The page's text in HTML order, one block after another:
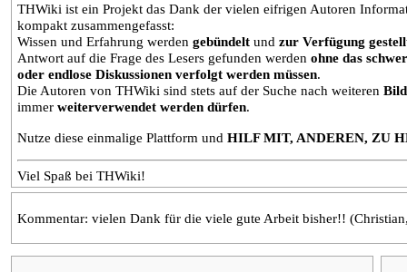
THWiki ist ein Projekt das Dank der vielen eifrigen Autoren
kompakt zusammengefasst:
Wissen und Erfahrung werdengebündelt undzur Verfügung
Antwort auf die Frage des Lesers gefunden werdenohne das
oder endlose Diskussionen verfolgt werden müssen.
Die Autoren von THWiki sind stets auf der Suche nach weiteren
immerweiterverwendet werden dürfen.
Nutze diese einmalige Plattform undHILF MIT, ANDEREN, ZU
Viel Spaß bei THWiki!
Kommentar: vielen Dank für die viele gute Arbeit bisher!!